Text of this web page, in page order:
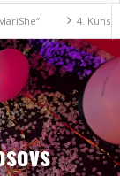
4. Kunstfest macht